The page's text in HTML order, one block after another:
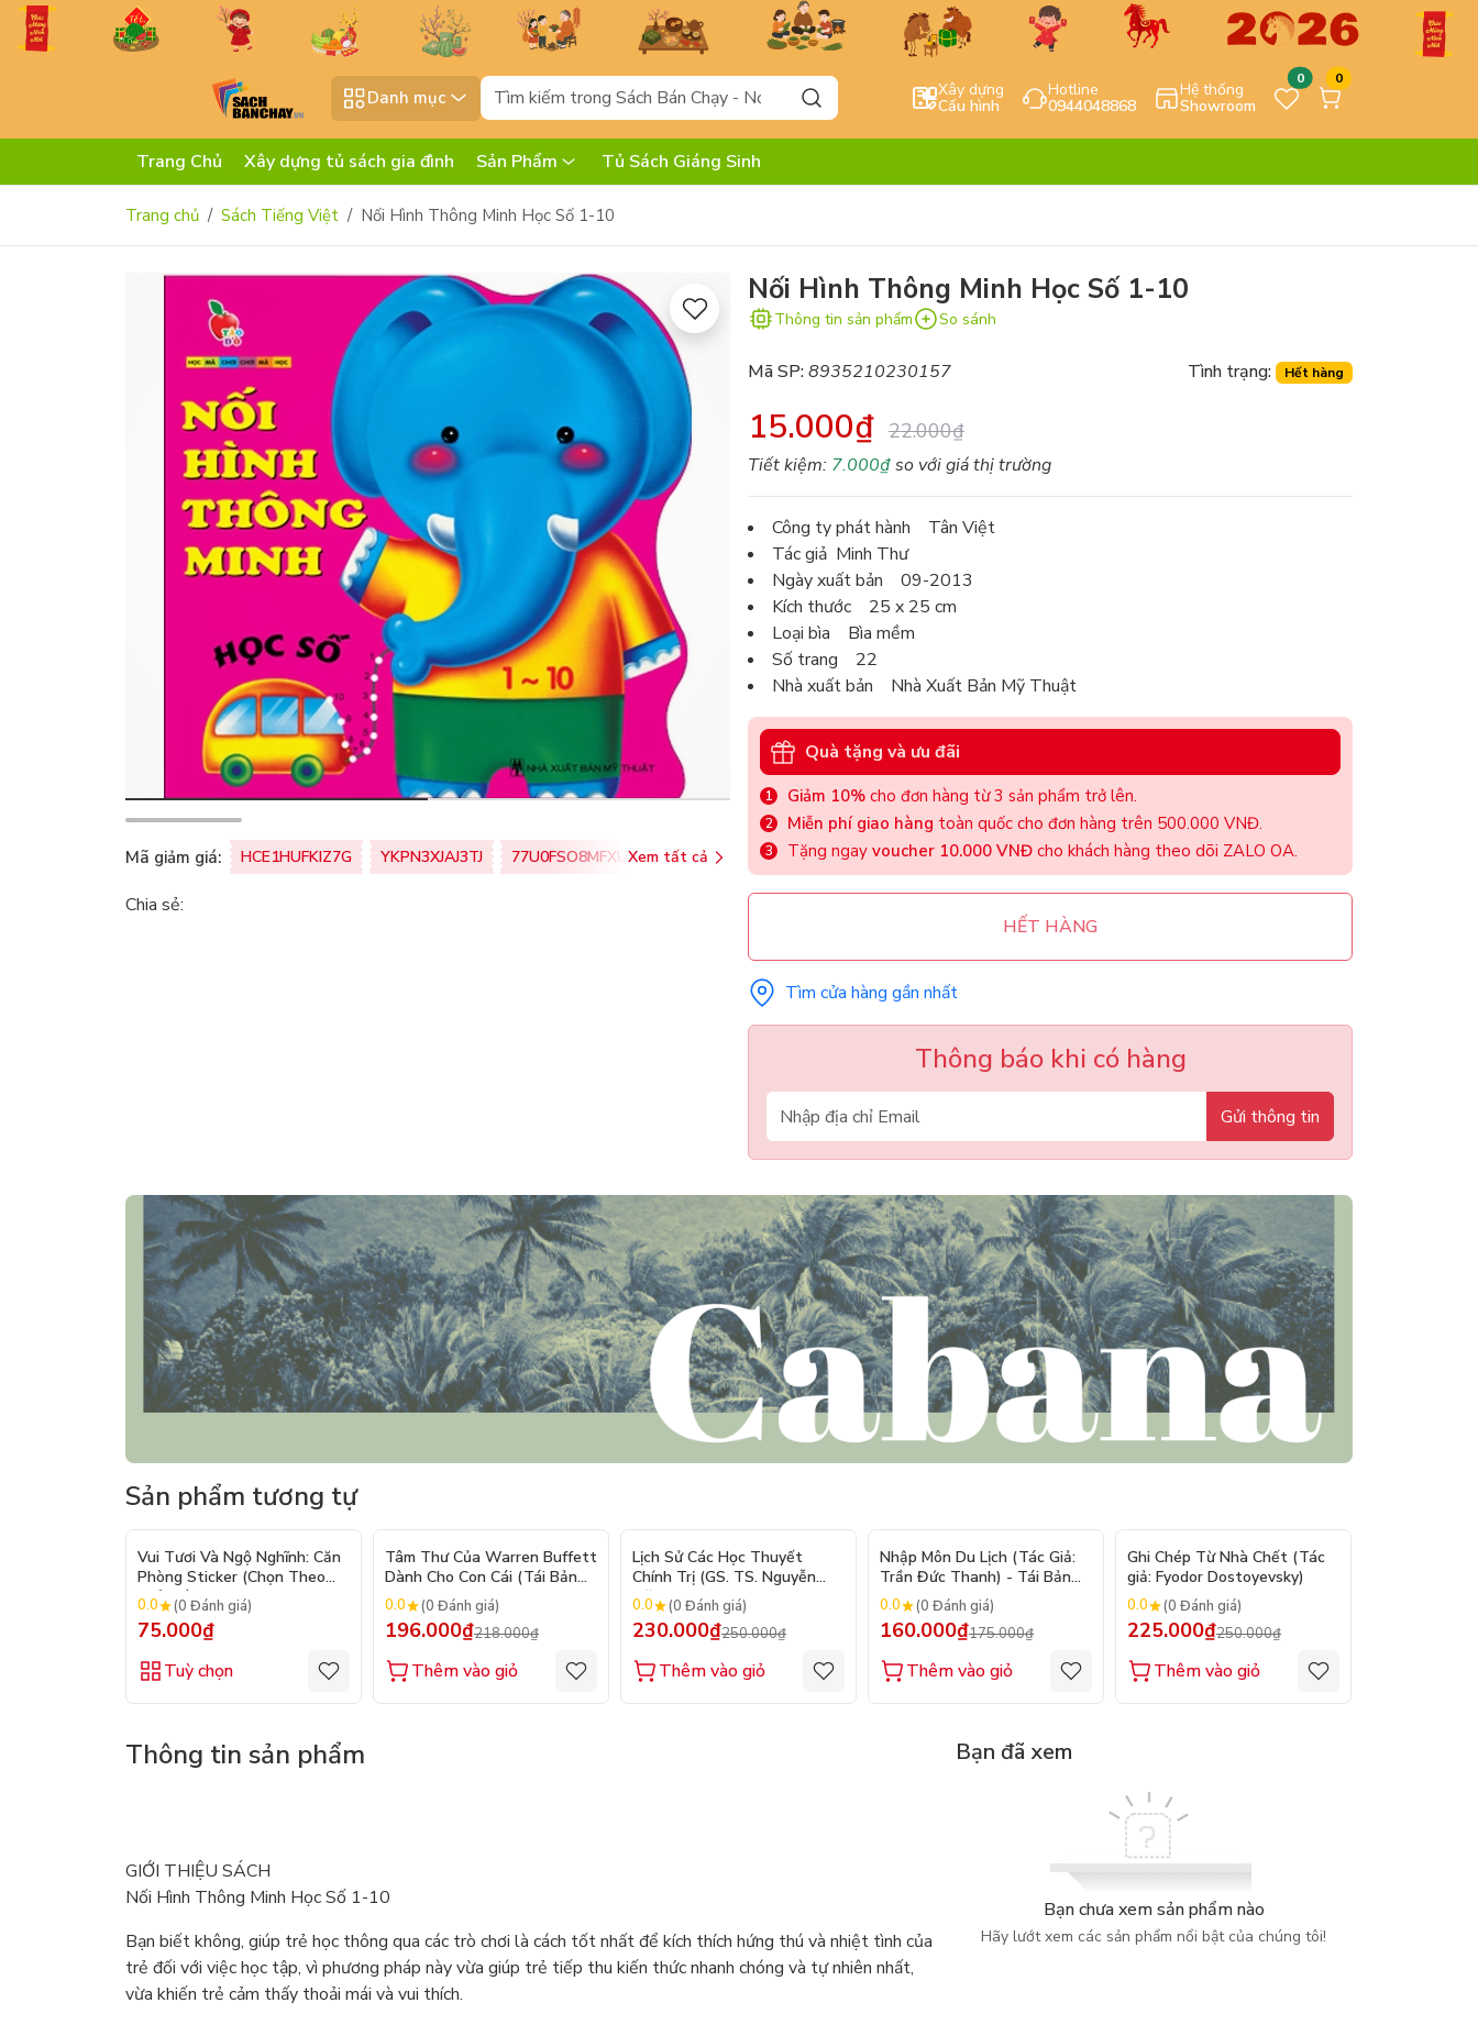
Danh mục Xây dựng
Cấu hình
Hotline
0944048868
Hệ thống
Showroom
0 0
Trang Chủ Xây dựng tủ sách gia đình Sản Phẩm Tủ Sách Giáng Sinh
Trang chủ Sách Tiếng Việt Nối Hình Thông Minh Học Số 1-10
Mã giảm giá: HCE1HUFKIZ7G YKPN3XJAJ3TJ 77U0FSO8MFXU Xem tất cả
Chia sẻ:
Nối Hình Thông Minh Học Số 1-10
Thông tin sản phẩm So sánh
Mã SP:8935210230157 Tình trạng: Hết hàng
15.000₫ 22.000₫
Tiết kiệm: 7.000₫so với giá thị trường
Công ty phát hành Tân Việt
Tác giả Minh Thư
Ngày xuất bản 09-2013
Kích thước 25 x 25 cm
Loại bìa Bìa mềm
Số trang 22
Nhà xuất bản Nhà Xuất Bản Mỹ Thuật
Quà tặng và ưu đãi
Giảm 10% cho đơn hàng từ 3 sản phẩm trở lên.
Miễn phí giao hàng toàn quốc cho đơn hàng trên 500.000 VNĐ.
Tặng ngay voucher 10.000 VNĐ cho khách hàng theo dõi ZALO OA.
HẾT HÀNG
Tìm cửa hàng gần nhất
Thông báo khi có hàng
Gửi thông tin
Sản phẩm tương tự
Vui Tươi Và Ngộ Nghĩnh: Căn
Phòng Sticker (Chọn Theo
Chủ Đề) - Hơn 250 Sticker
0.0 (0 Đánh giá)
75.000₫
Tuỳ chọn
- 10%
Tâm Thư Của Warren Buffett
Dành Cho Con Cái (Tái Bản
2026)
0.0 (0 Đánh giá)
196.000₫218.000₫
Thêm vào giỏ
Lịch Sử Các Học Thuyết
Chính Trị (GS. TS. Nguyễn
Đăng Dung)
0.0 (0 Đánh giá)
230.000₫250.000₫
Thêm vào giỏ
- 9%
Nhập Môn Du Lịch (Tác Giả:
Trần Đức Thanh) - Tái Bản
2026
0.0 (0 Đánh giá)
160.000₫175.000₫
Thêm vào giỏ
- 10%
Ghi Chép Từ Nhà Chết (Tác
giả: Fyodor Dostoyevsky)
0.0 (0 Đánh giá)
225.000₫250.000₫
Thêm vào giỏ
Thông tin sản phẩm
GIỚI THIỆU SÁCH
Nối Hình Thông Minh Học Số 1-10
Bạn biết không, giúp trẻ học thông qua các trò chơi là cách tốt nhất để kích thích hứng thú và nhiệt tình của
trẻ đối với việc học tập, vì phương pháp này vừa giúp trẻ tiếp thu kiến thức nhanh chóng và tự nhiên nhất,
vừa khiến trẻ cảm thấy thoải mái và vui thích.
Bạn đã xem
Bạn chưa xem sản phẩm nào
Hãy lướt xem các sản phẩm nổi bật của chúng tôi!